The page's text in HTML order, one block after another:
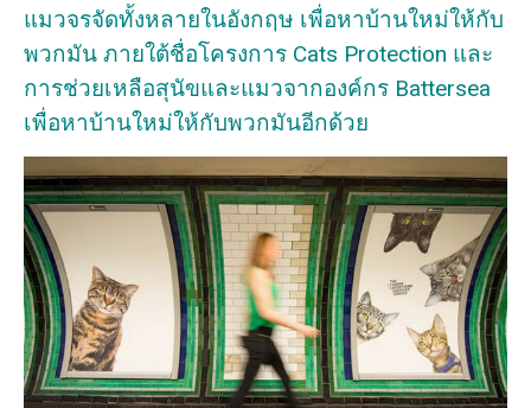
แมวจรจัดทั้งหลายในอังกฤษ เพื่อหาบ้านใหม่ให้กับ
พวกมัน ภายใต้ชื่อโครงการ Cats Protection และ
การช่วยเหลือสุนัขและแมวจากองค์กร Battersea
เพื่อหาบ้านใหม่ให้กับพวกมันอีกด้วย